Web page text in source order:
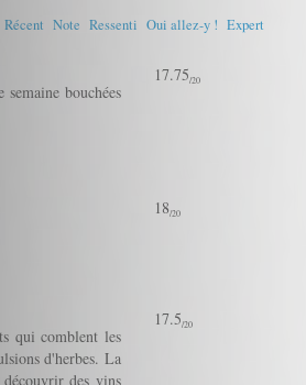
Récent Note Ressenti Oui allez-y ! Expert
bouchées
17.75/20
18/20
qui comblent les
d'herbes. La
des vins
17.5/20